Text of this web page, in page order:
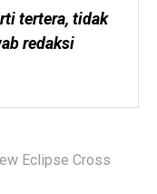
tertera, tidak
Eclipse Cross